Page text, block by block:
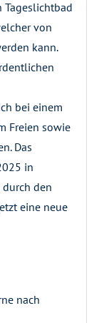
Tageslichtbad
von
kann.
bei einem
Freien sowie
Das
in
den
eine neue
nach